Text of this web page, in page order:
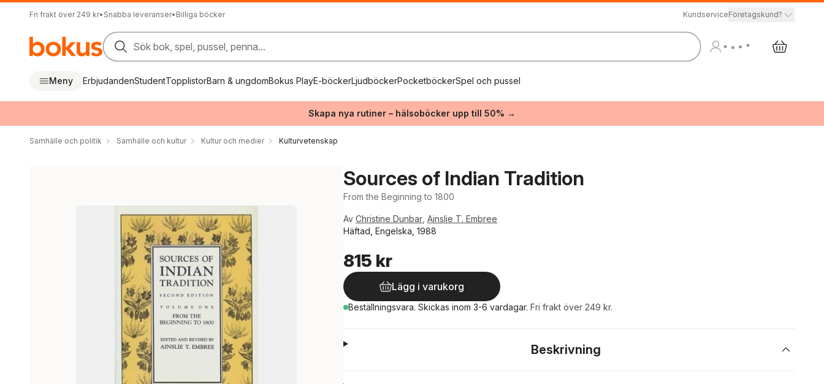
Fri frakt över 249 kr• Snabba leveranser• Billiga böcker KundserviceFöretagskund?
Sök bok, spel, pussel, penna...
Meny ErbjudandenStudentTopplistorBarn & ungdomBokus PlayE-böckerLjudböckerPocketböckerSpel och pussel
Skapa nya rutiner – hälsoböcker upp till 50% →
Samhälle och politik Samhälle och kultur Kultur och medier Kulturvetenskap
Sources of Indian Tradition
From the Beginning to 1800
Av Christine Dunbar Ainslie T. Embree
Häftad, Engelska, 1988
815 kr
Lägg i varukorg
Beställningsvara. Skickas inom 3-6 vardagar. Fri frakt över 249 kr.
Beskrivning